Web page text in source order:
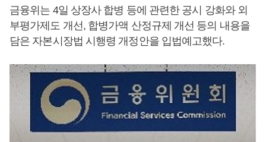
금융위는 4일 상장사 합병 등에 관련한 공시 강화와 외
부평가제도 개선, 합병가액 산정규제 개선 등의 내용을
담은 자본시장법 시행령 개정안을 입법예고했다.